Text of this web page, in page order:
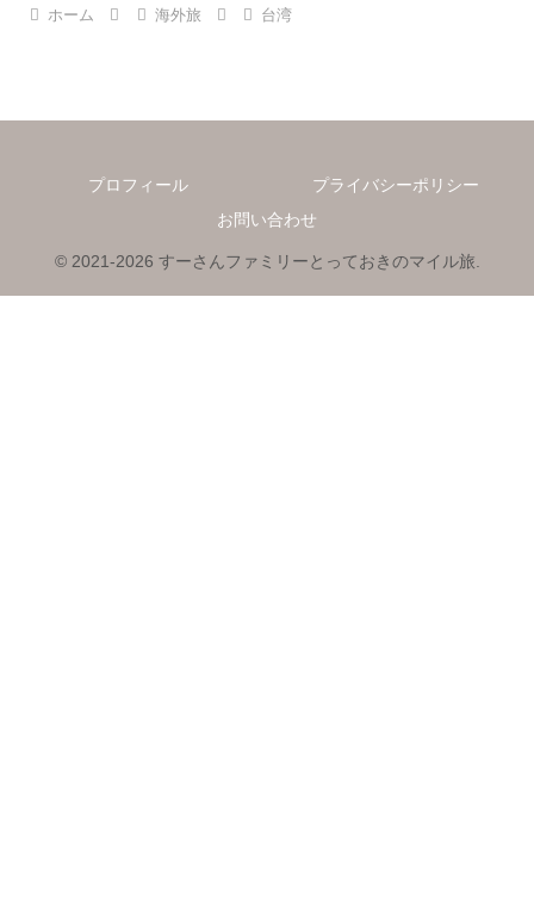
ホーム 海外旅 台湾
プロフィール
プライバシーポリシー
お問い合わせ
© 2021-2026 すーさんファミリーとっておきのマイル旅.